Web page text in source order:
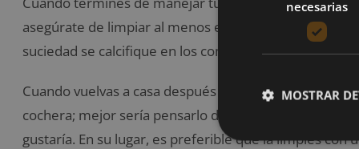
asegúrate de limpiar al menos el manubrio y el
suciedad se calcifique en los componentes y arruine
Cuando vuelvas a casa después de un
cochera; mejor sería pensarlo dos veces. Esto
gustaría. En su lugar, es preferible que la limpies con
necesarias
MOSTRAR